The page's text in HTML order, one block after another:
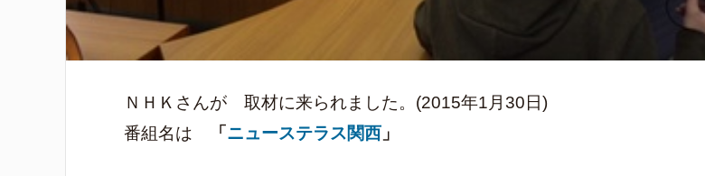
ＮＨＫさんが 取材に来られました。(2015年1月30日)
番組名は
「 ニューステラス関西 」